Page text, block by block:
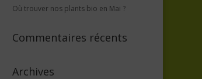
Où trouver nos plants bio en Mai ?
Commentaires récents
Archives